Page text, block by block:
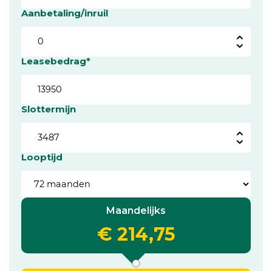
Aanbetaling/inruil
Leasebedrag*
Slottermijn
Looptijd
Maandelijks
€ 214,75